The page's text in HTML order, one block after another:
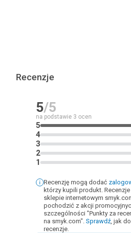
Recenzje
5/5
na podstawie 3 ocen
5
4
3
2
1
Recenzję mogą dodać
którzy kupili produkt.
sklepie internetowym
pochodzić z akcji
szczególności "Punkty za
na smyk.com". Sprawdź, jak
recenzje.